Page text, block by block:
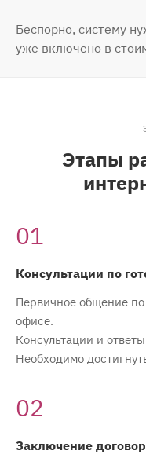
Беспорно, систему
уже включено в
Этапы
01
Консультации по
Первичное общение
офисе.
Консультации и
Необходимо
02
Заключение